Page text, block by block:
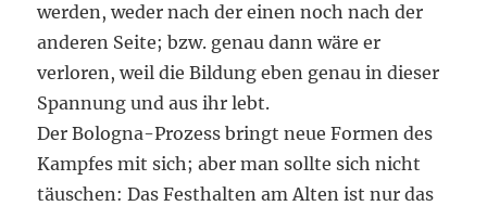
werden, weder nach der einen noch nach der
anderen Seite; bzw. genau dann wäre er
verloren, weil die Bildung eben genau in dieser
Spannung und aus ihr lebt.
Der Bologna-Prozess bringt neue Formen des
Kampfes mit sich; aber man sollte sich nicht
täuschen: Das Festhalten am Alten ist nur das